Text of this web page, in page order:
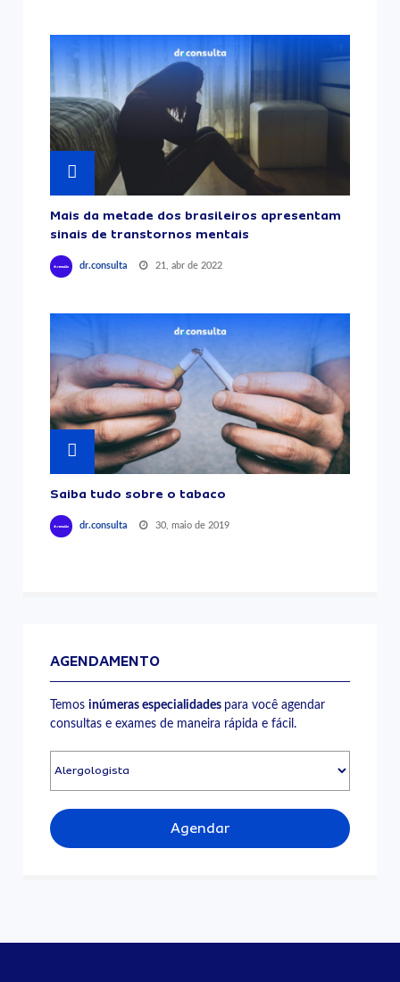
Mais da metade dos brasileiros apresentam
sinais de transtornos mentais
dr.consulta 21, abr de 2022
Saiba tudo sobre o tabaco
dr.consulta 30, maio de 2019
AGENDAMENTO
Temosinúmeras especialidades para você agendar
consultas e exames de maneira rápida e fácil.
Agendar